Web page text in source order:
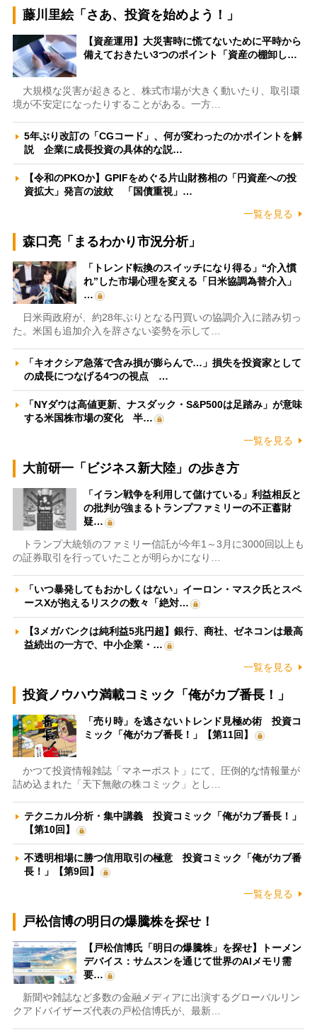
藤川里絵「さあ、投資を始めよう！」
【資産運用】大災害時に慌てないために平時から
備えておきたい3つのポイント「資産の棚卸し…
大規模な災害が起きると、株式市場が大きく動いたり、取引環
境が不安定になったりすることがある。一方…
5年ぶり改訂の「CGコード」、何が変わったのかポイントを解
説 企業に成長投資の具体的な説…
【令和のPKOか】GPIFをめぐる片山財務相の「円資産への投
資拡大」発言の波紋 「国債重視」…
一覧を見る
森口亮「まるわかり市況分析」
「トレンド転換のスイッチになり得る」“介入慣
れ”した市場心理を変える「日米協調為替介入」
…
日米両政府が、約28年ぶりとなる円買いの協調介入に踏み切っ
た。米国も追加介入を辞さない姿勢を示して…
「キオクシア急落で含み損が膨らんで…」損失を投資家として
の成長につなげる4つの視点 …
「NYダウは高値更新、ナスダック・S&P500は足踏み」が意味
する米国株市場の変化 半…
一覧を見る
大前研一「ビジネス新大陸」の歩き方
「イラン戦争を利用して儲けている」利益相反と
の批判が強まるトランプファミリーの不正蓄財
疑…
トランプ大統領のファミリー信託が今年1～3月に3000回以上も
の証券取引を行っていたことが明らかになり…
「いつ暴発してもおかしくはない」イーロン・マスク氏とスペ
ースXが抱えるリスクの数々「絶対…
【3メガバンクは純利益5兆円超】銀行、商社、ゼネコンは最高
益続出の一方で、中小企業・…
一覧を見る
投資ノウハウ満載コミック「俺がカブ番長！」
「売り時」を逃さないトレンド見極め術 投資コ
ミック「俺がカブ番長！」【第11回】
かつて投資情報雑誌「マネーポスト」にて、圧倒的な情報量が
詰め込まれた「天下無敵の株コミック」とし…
テクニカル分析・集中講義 投資コミック「俺がカブ番長！」
【第10回】
不透明相場に勝つ信用取引の極意 投資コミック「俺がカブ番
長！」【第9回】
一覧を見る
戸松信博の明日の爆騰株を探せ！
【戸松信博氏「明日の爆騰株」を探せ】トーメン
デバイス：サムスンを通じて世界のAIメモリ需
要…
新聞や雑誌など多数の金融メディアに出演するグローバルリン
クアドバイザーズ代表の戸松信博氏が、最新…